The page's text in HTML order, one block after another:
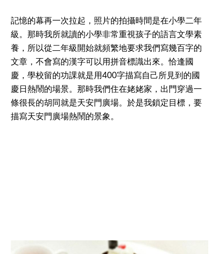
記憶的幕再一次拉起，照片的拍攝時間是在小學二年
級。那時我所就讀的小學非常重視孩子的語言文學素
養，所以從二年級開始就頻繁地要求我們寫幾百字的
文章，不會寫的漢字可以用拼音標識出來。恰逢國
慶，學校留的功課就是用400字描寫自己所見到的國
慶日熱鬧的場景。那時我們住在姥姥家，出門穿過一
條很長的胡同就是天安門廣場。於是我鎖定目標，要
描寫天安門廣場熱鬧的景象。